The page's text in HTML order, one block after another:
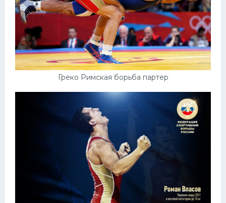
Греко Римская борьба партер